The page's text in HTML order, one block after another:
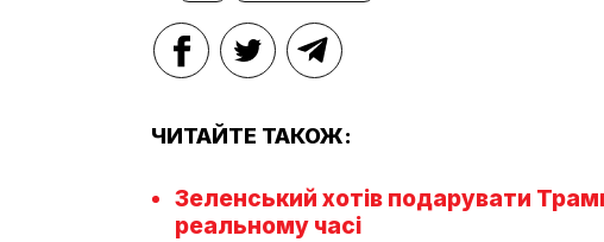
ЧИТАЙТЕ ТАКОЖ:
Зеленський хотів подарувати
реальному часі